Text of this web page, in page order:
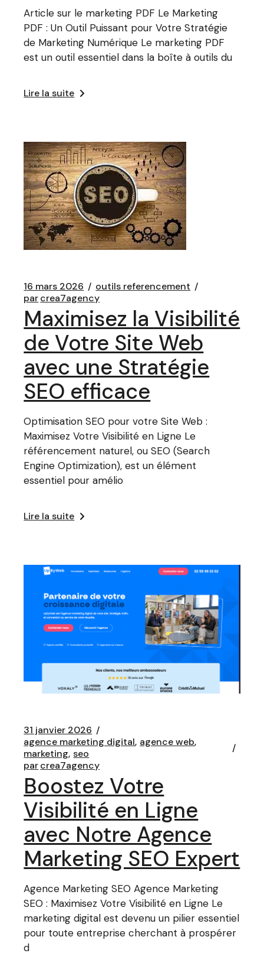
Article sur le marketing PDF Le Marketing
PDF : Un Outil Puissant pour Votre Stratégie
de Marketing Numérique Le marketing PDF
est un outil essentiel dans la boîte à outils du
Lire la suite
16 mars 2026
outils referencement
parcrea7agency
Maximisez la Visibilité
de Votre Site Web
avec une Stratégie
SEO efficace
Optimisation SEO pour votre Site Web :
Maximisez Votre Visibilité en Ligne Le
référencement naturel, ou SEO (Search
Engine Optimization), est un élément
essentiel pour amélio
Lire la suite
31 janvier 2026
agence marketing digital agence web
marketing seo
parcrea7agency
Boostez Votre
Visibilité en Ligne
avec Notre Agence
Marketing SEO Expert
Agence Marketing SEO Agence Marketing
SEO : Maximisez Votre Visibilité en Ligne Le
marketing digital est devenu un pilier essentiel
pour toute entreprise cherchant à prospérer
d